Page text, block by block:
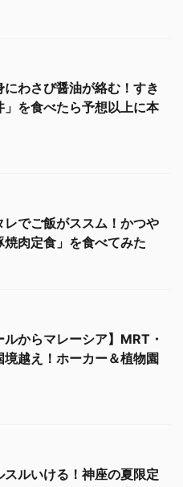
にわさび醤油が絡む！すき
」を食べたら予想以上に本
レでご飯がススム！かつや
焼肉定食」を食べてみた
ルからマレーシア】MRT・
越え！ホーカー＆植物園
スルいける！神座の夏限定